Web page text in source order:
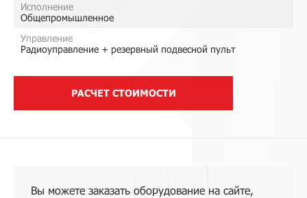
Исполнение
Общепромышленное
Управление
Радиоуправление + резервный подвесной пульт
РАСЧЕТ СТОИМОСТИ
Вы можете заказать оборудование на сайте,